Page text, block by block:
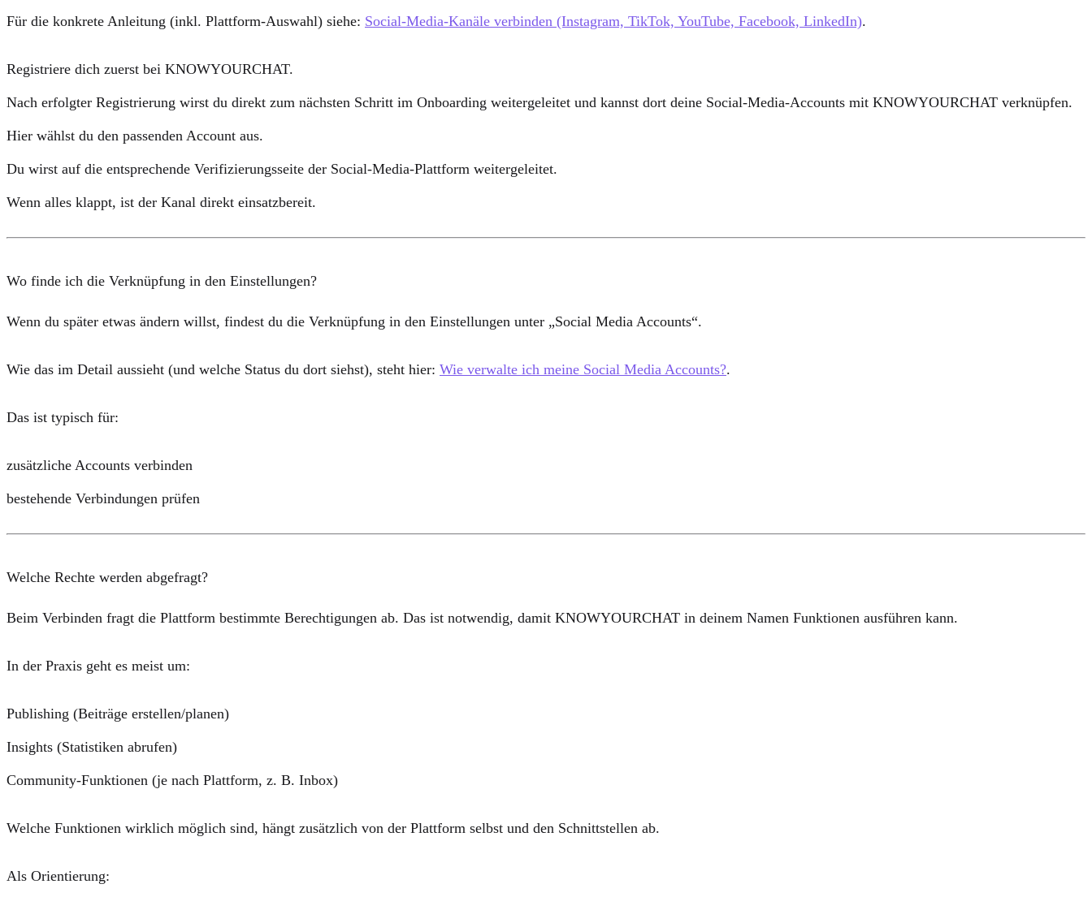
Für die konkrete Anleitung (inkl. Plattform-Auswahl) siehe: Social-Media-Kanäle verbinden (Instagram, TikTok, YouTube, Facebook, LinkedIn).
Registriere dich zuerst bei KNOWYOURCHAT.
Nach erfolgter Registrierung wirst du direkt zum nächsten Schritt im Onboarding weitergeleitet und kannst dort deine Social-Media-Accounts mit KNOWYOURCHAT verknüpfen.
Hier wählst du den passenden Account aus.
Du wirst auf die entsprechende Verifizierungsseite der Social-Media-Plattform weitergeleitet.
Wenn alles klappt, ist der Kanal direkt einsatzbereit.
Wo finde ich die Verknüpfung in den Einstellungen?
Wenn du später etwas ändern willst, findest du die Verknüpfung in den Einstellungen unter „Social Media Accounts“.
Wie das im Detail aussieht (und welche Status du dort siehst), steht hier: Wie verwalte ich meine Social Media Accounts?.
Das ist typisch für:
zusätzliche Accounts verbinden
bestehende Verbindungen prüfen
Welche Rechte werden abgefragt?
Beim Verbinden fragt die Plattform bestimmte Berechtigungen ab. Das ist notwendig, damit KNOWYOURCHAT in deinem Namen Funktionen ausführen kann.
In der Praxis geht es meist um:
Publishing (Beiträge erstellen/planen)
Insights (Statistiken abrufen)
Community-Funktionen (je nach Plattform, z. B. Inbox)
Welche Funktionen wirklich möglich sind, hängt zusätzlich von der Plattform selbst und den Schnittstellen ab.
Als Orientierung: